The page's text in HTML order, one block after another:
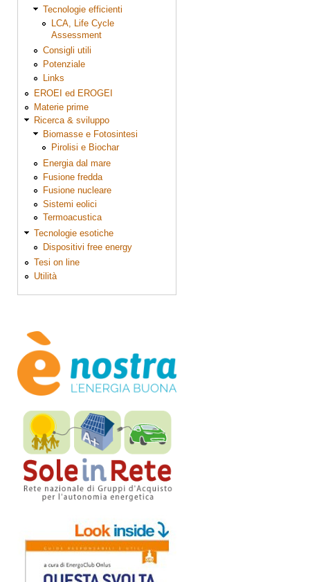
Tecnologie efficienti
LCA, Life Cycle
Assessment
Consigli utili
Potenziale
Links
EROEI ed EROGEI
Materie prime
Ricerca & sviluppo
Biomasse e Fotosintesi
Pirolisi e Biochar
Energia dal mare
Fusione fredda
Fusione nucleare
Sistemi eolici
Termoacustica
Tecnologie esotiche
Dispositivi free energy
Tesi on line
Utilità